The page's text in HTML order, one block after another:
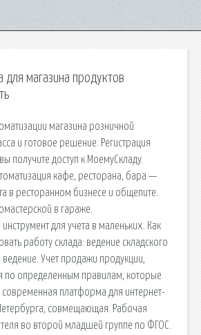
для магазина продуктов
магазина розничной
и готовое решение. Регистрация
получите доступ к МоемуСкладу.
кафе, ресторана, бара —
в ресторанном бизнесе и общепите.
в гараже.
для учета в маленьких. Как
работу склада: ведение складского
Учет продажи продукции,
по определенным правилам, которые
современная платформа для интернет-
совмещающая. Рабочая
во второй младшей группе по ФГОС.